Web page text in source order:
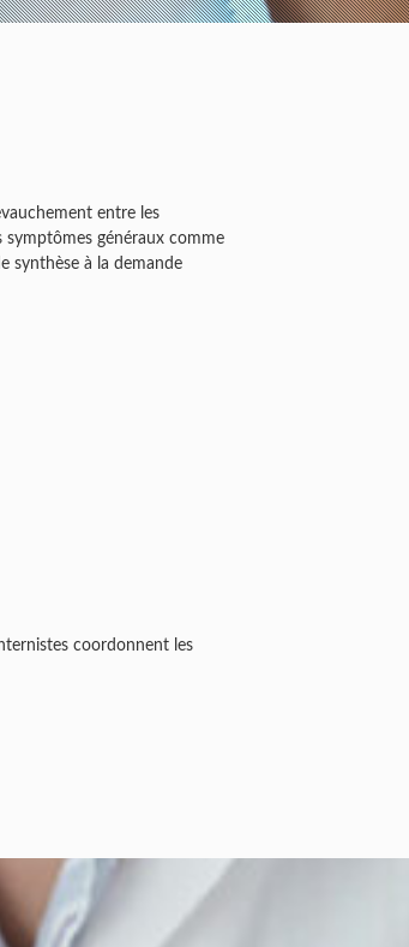
entre les
symptômes généraux comme
synthèse à la demande
coordonnent les